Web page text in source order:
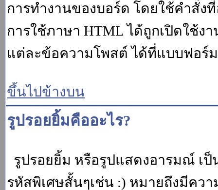
การทำงานของบอร์ด โดยใช้คำสั่ง
การใช้ภาษา HTML ได้ถูกเปิดใช้
แต่ละข้อความโพสต์ ได้ที่แบบฟอร์
ขึ้นไปข้างบน
รูปรอยยิ้มคืออะไร?
รูปรอยยิ้ม หรือรูปแสดงอารมณ์ เ
รหัสพิเศษสั้นๆเช่น :) หมายถึงมีคว